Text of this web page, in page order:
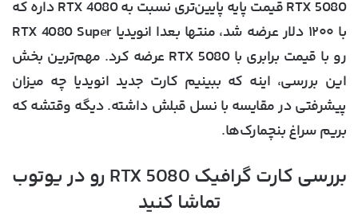
RTX 5080 قیمت پایه پایین‌تری نسبت به RTX 4080 داره که
با ۱۲۰۰ دلار عرضه شد، منتها بعدا انویدیا RTX 4080 Super
رو با قیمت برابری با RTX 5080 عرضه کرد. مهم‌ترین بخش
این بررسی، اینه که ببینیم کارت جدید انویدیا چه میزان
پیشرفتی در مقایسه با نسل قبلش داشته. دیگه وقتشه که
بریم سراغ بنچمارک‌ها.
بررسی کارت گرافیک RTX 5080 رو در یوتوب
تماشا کنید